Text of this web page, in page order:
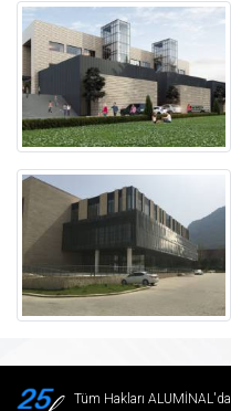
Tüm Hakları ALUMİNAL'da